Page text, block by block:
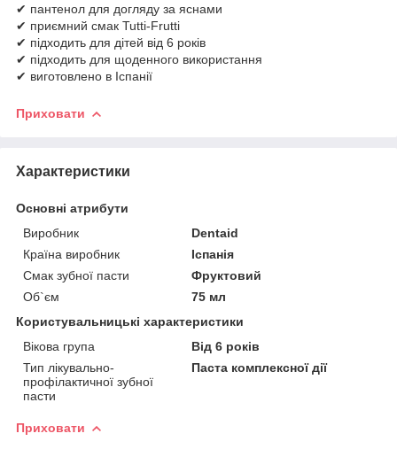
✔ пантенол для догляду за яснами
✔ приємний смак Tutti-Frutti
✔ підходить для дітей від 6 років
✔ підходить для щоденного використання
✔ виготовлено в Іспанії
Приховати
Характеристики
Основні атрибути
Виробник
Dentaid
Країна виробник
Іспанія
Смак зубної пасти
Фруктовий
Об`єм
75 мл
Користувальницькі характеристики
Вікова група
Від 6 років
Тип лікувально-
профілактичної зубної
пасти
Паста комплексної дії
Приховати